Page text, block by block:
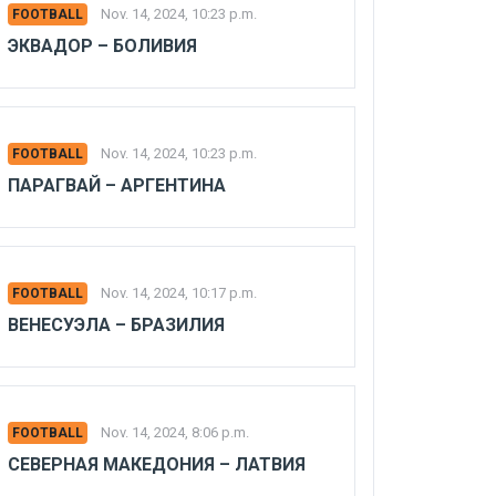
FOOTBALL Nov. 14, 2024, 10:23 p.m.
ЭКВАДОР – БОЛИВИЯ
FOOTBALL Nov. 14, 2024, 10:23 p.m.
ПАРАГВАЙ – АРГЕНТИНА
FOOTBALL Nov. 14, 2024, 10:17 p.m.
ВЕНЕСУЭЛА – БРАЗИЛИЯ
FOOTBALL Nov. 14, 2024, 8:06 p.m.
СЕВЕРНАЯ МАКЕДОНИЯ – ЛАТВИЯ